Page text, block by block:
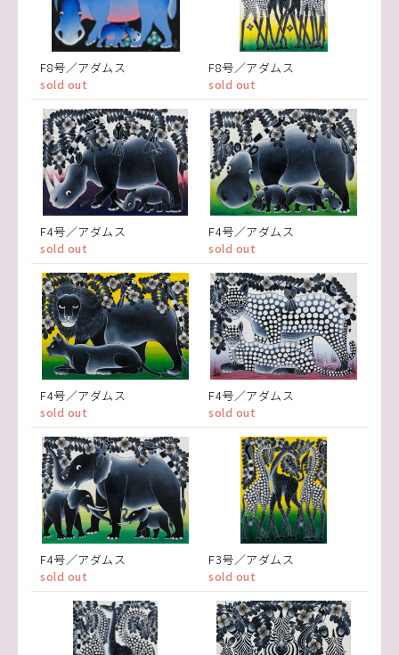
F8号／アダムス
sold out
F8号／アダムス
sold out
F4号／アダムス
sold out
F4号／アダムス
sold out
F4号／アダムス
sold out
F4号／アダムス
sold out
F4号／アダムス
sold out
F3号／アダムス
sold out